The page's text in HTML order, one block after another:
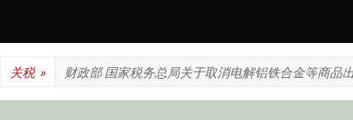
关税 » 财政部 国家税务总局关于取消电解铝铁合金等商品